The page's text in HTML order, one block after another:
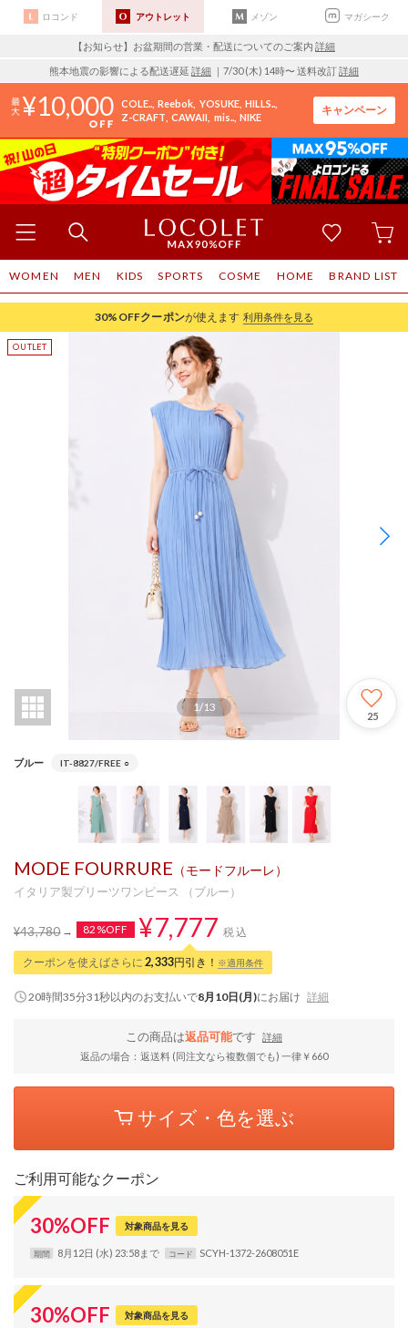
ロコンド アウトレット メゾン マガシーク
【お知らせ】お盆期間の営業・配送についてのご案内 詳細
熊本地震の影響による配送遅延 詳細 ｜7/30 (木) 14時〜 送料改訂詳細
10,000 COLE.. Reebok YOSUKE HILLS..
Z-CRAFT CAWAII mis.. NIKE
キャンペーン
WOMEN MEN KIDS SPORTS COSME HOME BRAND LIST
30%OFFクーポンが使えます 利用条件を見る
1/13
25
ブルー IT-8827/FREE ○
MODE FOURRURE （モードフルーレ）
イタリア製プリーツワンピース （ブルー）
¥43,780 82%OFF ¥7,777 税込
クーポンを使えばさらに 2,333円引き！ ※適用条件
20時間35分30秒以内のお支払いで8月10日(月)にお届け 詳細
この商品は返品可能です
詳細
返品の場合：返送料 (同注文なら複数個でも) 一律￥660
サイズ・色を選ぶ
ご利用可能なクーポン
30%OFF 対象商品を見る
期間 8月12日 (水) 23:58まで コード SCYH-1372-2608051E
30%OFF 対象商品を見る